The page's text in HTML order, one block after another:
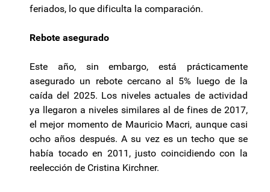
feriados, lo que dificulta la comparación.
Rebote asegurado
Este año, sin embargo, está prácticamente
asegurado un rebote cercano al 5% luego de la
caída del 2025. Los niveles actuales de actividad
ya llegaron a niveles similares al de fines de 2017,
el mejor momento de Mauricio Macri, aunque casi
ocho años después. A su vez es un techo que se
había tocado en 2011, justo coincidiendo con la
reelección de Cristina Kirchner.